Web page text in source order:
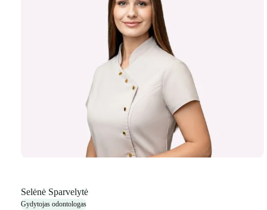
Selėnė Sparvelytė
Gydytojas odontologas